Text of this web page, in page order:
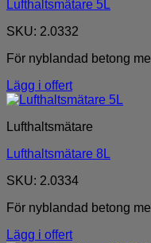
Lufthaltsmätare 5L
SKU: 2.0332
För nyblandad betong
Lägg i offert
Lufthaltsmätare
Lufthaltsmätare 8L
SKU: 2.0334
För nyblandad betong
Lägg i offert